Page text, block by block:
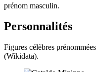
prénom masculin.
Personnalités
Figures célèbres prénommées
(Wikidata).